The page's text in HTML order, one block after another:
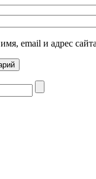
email и адрес